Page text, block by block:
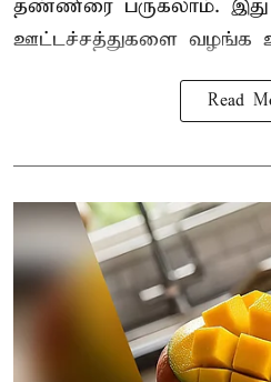
தண்ணீரை பருகலாம். இது
ஊட்டச்சத்துகளை வழங்க
Read